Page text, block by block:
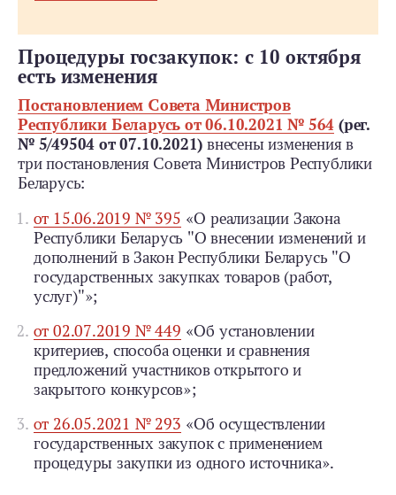
Процедуры госзакупок: с 10 октября
есть изменения
Постановлением Совета Министров
Республики Беларусь от 06.10.2021 № 564 (рег.
№ 5/49504 от 07.10.2021) внесены изменения в
три постановления Совета Министров Республики
Беларусь:
от 15.06.2019 № 395 «О реализации Закона
Республики Беларусь "О внесении изменений и
дополнений в Закон Республики Беларусь "О
государственных закупках товаров (работ,
услуг)"»;
от 02.07.2019 № 449 «Об установлении
критериев, способа оценки и сравнения
предложений участников открытого и
закрытого конкурсов»;
от 26.05.2021 № 293 «Об осуществлении
государственных закупок с применением
процедуры закупки из одного источника».